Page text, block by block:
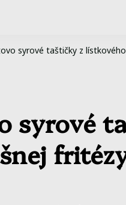
syrové taštičky z
syrové